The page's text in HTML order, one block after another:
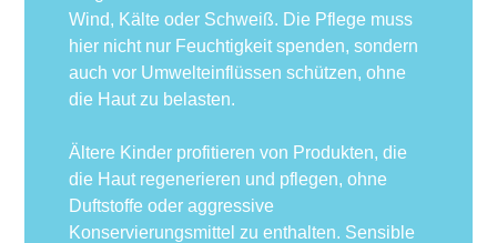
Wind, Kälte oder Schweiß. Die Pflege muss
hier nicht nur Feuchtigkeit spenden, sondern
auch vor Umwelteinflüssen schützen, ohne
die Haut zu belasten.
Ältere Kinder profitieren von Produkten, die
die Haut regenerieren und pflegen, ohne
Duftstoffe oder aggressive
Konservierungsmittel zu enthalten. Sensible